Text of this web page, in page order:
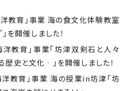
教育」事業 海の食文化体験教室
を開催しました！
教育｣事業｢坊津双剣石と人々
歴史と文化‐｣を開催しました！
教育」事業 海の授業in坊津「坊